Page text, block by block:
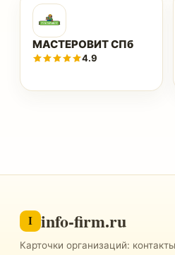
МАСТЕРОВИТ СПб
4.9
I info-firm.ru
Карточки организаций: